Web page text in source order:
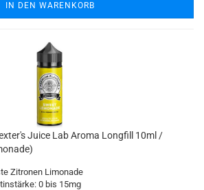
IN DEN WARENKORB
Juice Lab Aroma Longfill 10ml /
Zitronen Limonade
0 bis 15mg